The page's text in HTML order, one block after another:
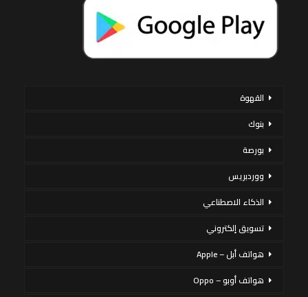
القهوة
بنوك
بورصة
ووردبريس
الذكاء الاصطناعي
تسويق إلكتروني
هواتف أبل – Apple
هواتف أوبو – Oppo